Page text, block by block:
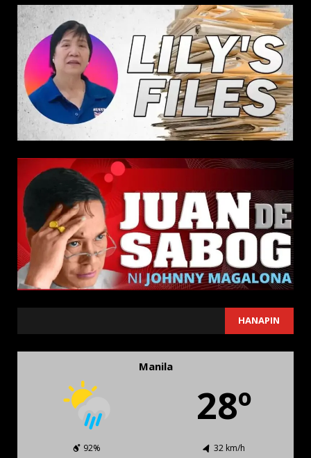
HANAPIN
Manila
28º
92% 32 km/h